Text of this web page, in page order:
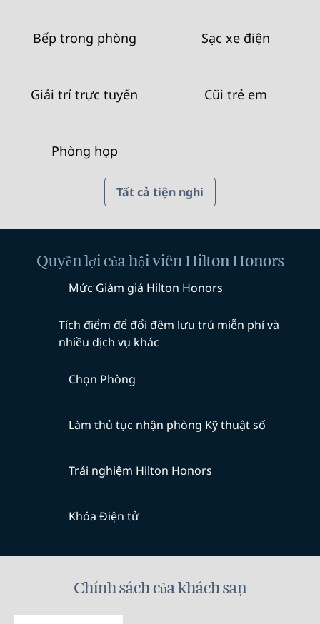
Bếp trong phòng Sạc xe điện
Giải trí trực tuyến Cũi trẻ em
Phòng họp
Tất cả tiện nghi
Quyền lợi của hội viên Hilton Honors
Mức Giảm giá Hilton Honors
Tích điểm để đổi đêm lưu trú miễn phí và
nhiều dịch vụ khác
Chọn Phòng
Làm thủ tục nhận phòng Kỹ thuật số
Trải nghiệm Hilton Honors
Khóa Điện tử
Chính sách của khách sạn